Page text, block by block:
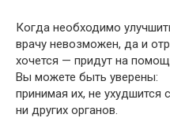
Когда необходимо
врачу невозможен, да и
хочется — придут на
Вы можете быть уверены:
принимая их, не ухудшится
ни других органов.